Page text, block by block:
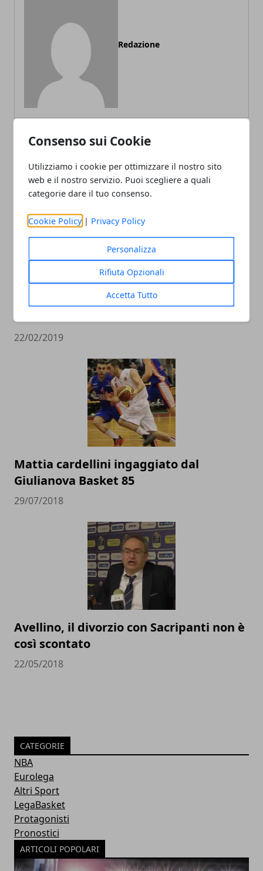
Consenso sui Cookie
Utilizziamo i cookie per ottimizzare il nostro sito
web e il nostro servizio. Puoi scegliere a quali
categorie dare il tuo consenso.
Cookie Policy | Privacy Policy
Personalizza
Rifiuta Opzionali
Accetta Tutto
Redazione
L’Italbasket contro Ungheria e Lituania
alla conquista del pass per i Mondiali in
Cina
22/02/2019
Mattia cardellini ingaggiato dal
Giulianova Basket 85
29/07/2018
Avellino, il divorzio con Sacripanti non è
così scontato
22/05/2018
CATEGORIE
NBA
Eurolega
Altri Sport
LegaBasket
Protagonisti
Pronostici
ARTICOLI POPOLARI